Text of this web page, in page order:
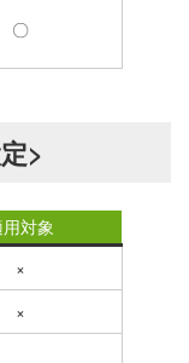
〇
>
対象
×
×